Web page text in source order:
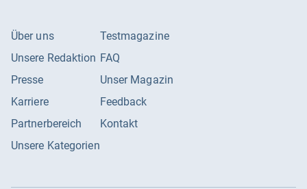
Über uns
Unsere Redaktion
Presse
Karriere
Partnerbereich
Unsere Kategorien
Testmagazine
FAQ
Unser Magazin
Feedback
Kontakt